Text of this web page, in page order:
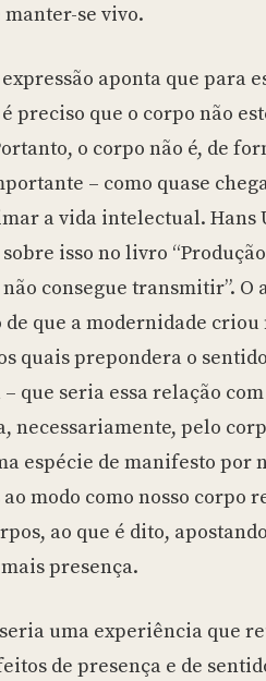
manter-se vivo.
expressão aponta que para
preciso que o corpo não
o corpo não é, de
– como quase
a vida intelectual. Hans
isso no livro
consegue transmitir”. O
que a modernidade criou
quais prepondera o
que seria essa relação
necessariamente, pelo
espécie de manifesto por
modo como nosso corpo
ao que é dito,
presença.
uma experiência que
de presença e de